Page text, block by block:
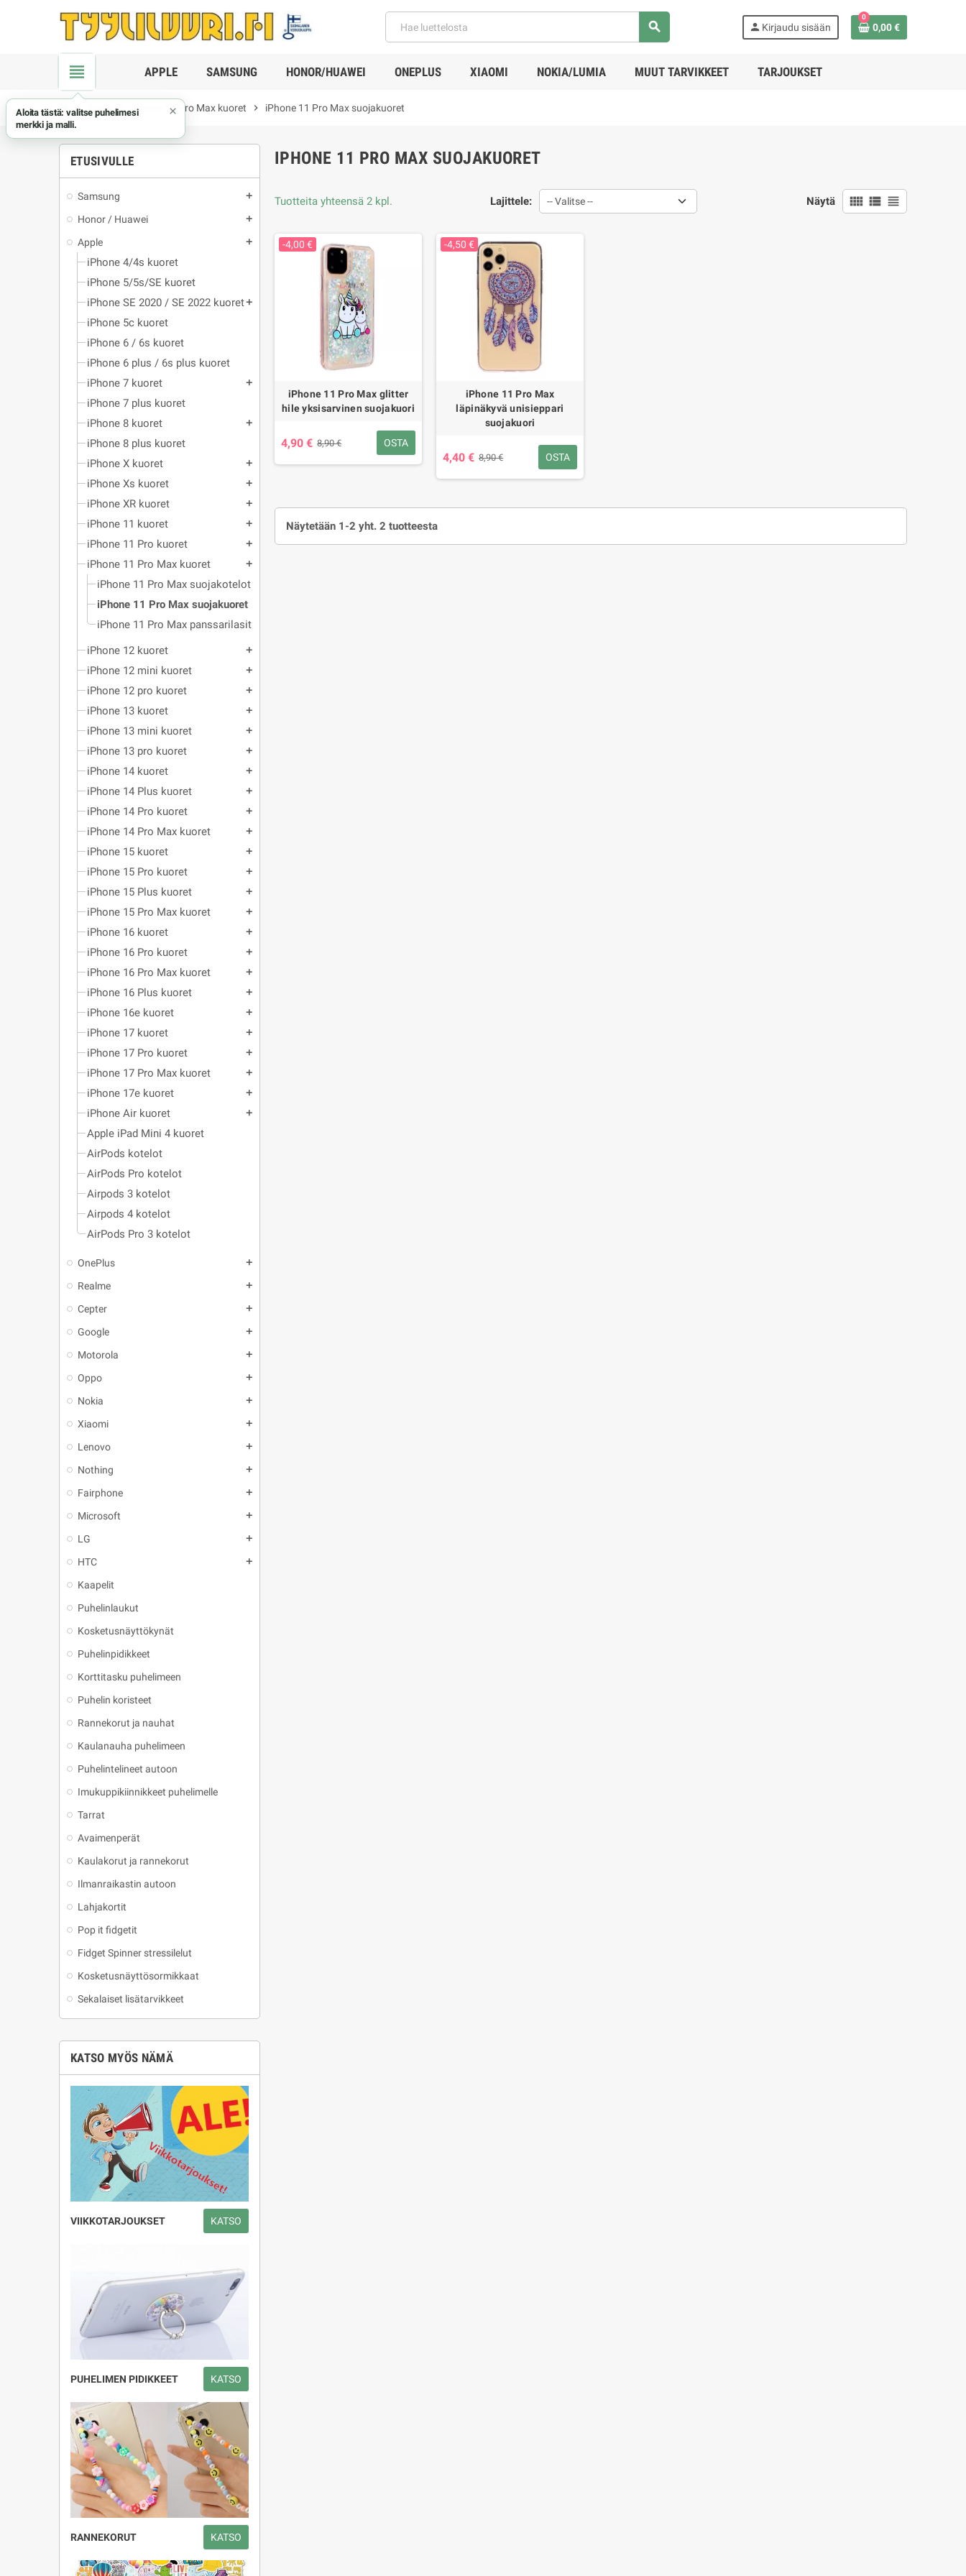
search person Kirjaudu sisään
0
0,00 €
view_headline APPLE SAMSUNG HONOR/HUAWEI ONEPLUS XIAOMI NOKIA/LUMIA MUUT TARVIKKEET TARJOUKSET
chevron_right Apple chevron_right iPhone 11 Pro Max kuoret chevron_right iPhone 11 Pro Max suojakuoret
ETUSIVULLE
Samsung add
Honor / Huawei add
Apple add
iPhone 4/4s kuoret
iPhone 5/5s/SE kuoret
iPhone SE 2020 / SE 2022 kuoretadd
iPhone 5c kuoret
iPhone 6 / 6s kuoret
iPhone 6 plus / 6s plus kuoret
iPhone 7 kuoret
add
iPhone 7 plus kuoret
iPhone 8 kuoret
add
iPhone 8 plus kuoret
iPhone X kuoret
add
iPhone Xs kuoret add
iPhone XR kuoret add
iPhone 11 kuoret add
iPhone 11 Pro kuoret add
iPhone 11 Pro Max kuoret add
iPhone 11 Pro Max suojakotelot
iPhone 11 Pro Max suojakuoret
iPhone 11 Pro Max panssarilasit
iPhone 12 kuoret
add
iPhone 12 mini kuoret add
iPhone 12 pro kuoret add
iPhone 13 kuoret add
iPhone 13 mini kuoret add
iPhone 13 pro kuoret add
iPhone 14 kuoret add
iPhone 14 Plus kuoret add
iPhone 14 Pro kuoret add
iPhone 14 Pro Max kuoret add
iPhone 15 kuoret add
iPhone 15 Pro kuoret add
iPhone 15 Plus kuoret add
iPhone 15 Pro Max kuoret add
iPhone 16 kuoret add
iPhone 16 Pro kuoret add
iPhone 16 Pro Max kuoret add
iPhone 16 Plus kuoret add
iPhone 16e kuoret add
iPhone 17 kuoret add
iPhone 17 Pro kuoret add
iPhone 17 Pro Max kuoret add
iPhone 17e kuoret add
iPhone Air kuoret add
Apple iPad Mini 4 kuoret
AirPods kotelot
AirPods Pro kotelot
Airpods 3 kotelot
Airpods 4 kotelot
AirPods Pro 3 kotelot
OnePlus add
Realme add
Cepter add
Google add
Motorola add
Oppo add
Nokia add
Xiaomi add
Lenovo add
Nothing add
Fairphone add
Microsoft add
LG add
HTC add
Kaapelit
Puhelinlaukut
Kosketusnäyttökynät
Puhelinpidikkeet
Korttitasku puhelimeen
Puhelin koristeet
Rannekorut ja nauhat
Kaulanauha puhelimeen
Puhelintelineet autoon
Imukuppikiinnikkeet puhelimelle
Tarrat
Avaimenperät
Kaulakorut ja rannekorut
Ilmanraikastin autoon
Lahjakortit
Pop it fidgetit
Fidget Spinner stressilelut
Kosketusnäyttösormikkaat
Sekalaiset lisätarvikkeet
KATSO MYÖS NÄMÄ
VIIKKOTARJOUKSET KATSO
PUHELIMEN PIDIKKEET KATSO
RANNEKORUT KATSO
IPHONE 11 PRO MAX SUOJAKUORET
Lajittele: -- Valitse -- Näytä view_comfy view_list view_headline
Tuotteita yhteensä 2 kpl.
-4,00 €
iPhone 11 Pro Max glitter
hile yksisarvinen suojakuori
4,90 € 8,90 € OSTA
-4,50 €
iPhone 11 Pro Max
läpinäkyvä unisieppari
suojakuori
4,40 € 8,90 € OSTA
Näytetään 1-2 yht. 2 tuotteesta
Aloita tästä: valitse puhelimesi
merkki ja malli.
×